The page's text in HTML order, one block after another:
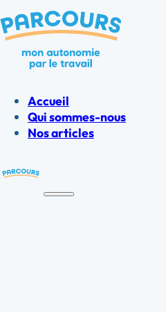
Accueil
Qui sommes-nous
Nos articles